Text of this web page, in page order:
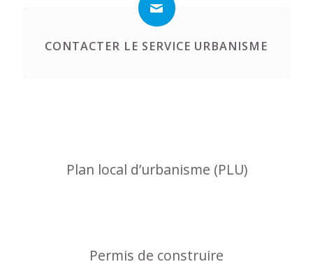
CONTACTER LE SERVICE URBANISME
Plan local d’urbanisme (PLU)
Permis de construire